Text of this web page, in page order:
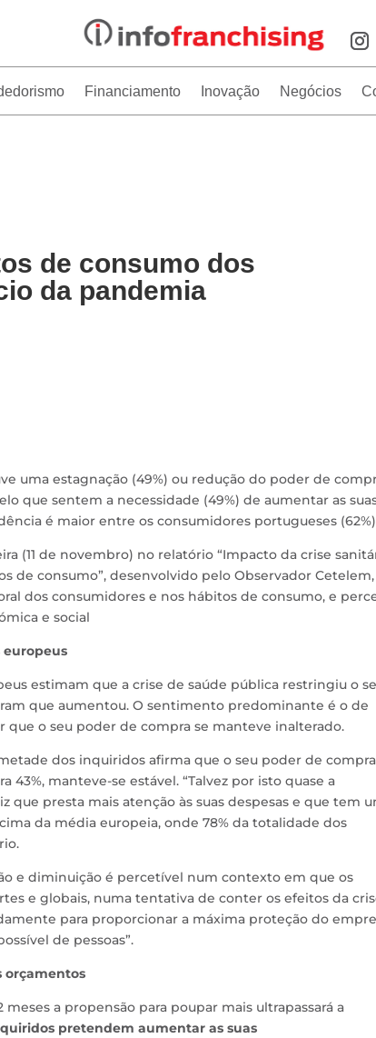
Financiamento Inovação Negócios
de consumo dos
da pandemia
uma estagnação (49%) ou redução do poder de
que sentem a necessidade (49%) de aumentar as
é maior entre os consumidores portugueses
(11 de novembro) no relatório “Impacto da crise
de consumo”, desenvolvido pelo Observador Cetelem,
dos consumidores e nos hábitos de consumo, e
e social
europeus
estimam que a crise de saúde pública restringiu o
que aumentou. O sentimento predominante é o de
que o seu poder de compra se manteve inalterado.
dos inquiridos afirma que o seu poder de compra
43%, manteve-se estável. “Talvez por isto quase a
presta mais atenção às suas despesas e que tem
da média europeia, onde 78% da totalidade dos
e diminuição é percetível num contexto em que os
e globais, numa tentativa de conter os efeitos da
para proporcionar a máxima proteção do
de pessoas”.
orçamentos
a propensão para poupar mais ultrapassará a
pretendem aumentar as suas